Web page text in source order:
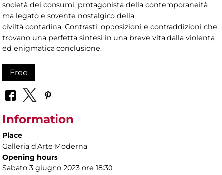
società dei consumi, protagonista della contemporaneità
ma legato e sovente nostalgico della
civiltà contadina. Contrasti, opposizioni e contraddizioni che
trovano una perfetta sintesi in una breve vita dalla violenta
ed enigmatica conclusione.
Free
Information
Place
Galleria d'Arte Moderna
Opening hours
Sabato 3 giugno 2023 ore 18:30